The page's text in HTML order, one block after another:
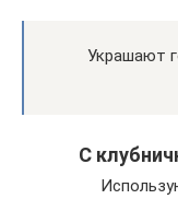
Украшают
С